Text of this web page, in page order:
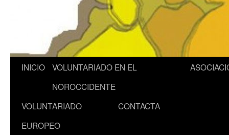
INICIO
VOLUNTARIADO EN EL
NOROCCIDENTE
VOLUNTARIADO
EUROPEO
CONTACTA